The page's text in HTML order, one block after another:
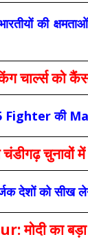
की क्षमताओं
को
35 Fighter
चुनावों में
देशों को सीख
का बड़ा